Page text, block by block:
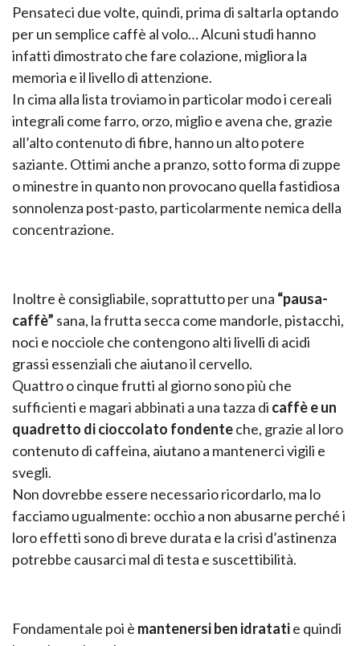
NAPEE –
Pensateci due volte, quindi, prima di saltarla optando
per un semplice caffè al volo… Alcuni studi hanno
infatti dimostrato che fare colazione, migliora la
memoria e il livello di attenzione.
In cima alla lista troviamo in particolar modo i cereali
integrali come farro, orzo, miglio e avena che, grazie
all’alto contenuto di fibre, hanno un alto potere
saziante. Ottimi anche a pranzo, sotto forma di zuppe
o minestre in quanto non provocano quella fastidiosa
sonnolenza post-pasto, particolarmente nemica della
concentrazione.
Inoltre è consigliabile, soprattutto per una “pausa-
caffè” sana, la frutta secca come mandorle, pistacchi,
noci e nocciole che contengono alti livelli di acidi
grassi essenziali che aiutano il cervello.
Quattro o cinque frutti al giorno sono più che
sufficienti e magari abbinati a una tazza di caffè e un
quadretto di cioccolato fondenteche, grazie al loro
contenuto di caffeina, aiutano a mantenerci vigili e
svegli.
Non dovrebbe essere necessario ricordarlo, ma lo
facciamo ugualmente: occhio a non abusarne perché i
loro effetti sono di breve durata e la crisi d’astinenza
potrebbe causarci mal di testa e suscettibilità.
Fondamentale poi è mantenersi ben idratatie quindi